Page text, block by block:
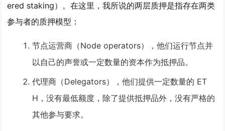
ered staking） 。在这里，我所说的两层质押是指存在两类
参与者的质押模型：
节点运营商（Node operators）
，他们运行节点并
以自己的声誉或一定数量的资本作为抵押品。
代理商（Delegators）
，他们提供一定数量的 ET
H，没有最低额度，除了提供抵押品外，没有严格的
其他参与要求。